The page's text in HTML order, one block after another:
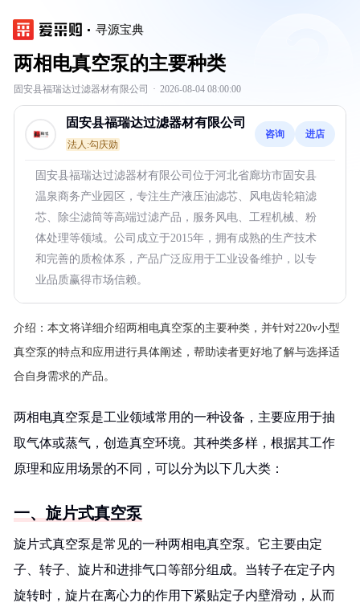
寻源宝典
两相电真空泵的主要种类
固安县福瑞达过滤器材有限公司 · 2026-08-04 08:00:00
固安县福瑞达过滤器材有限公司
法人:勾庆勋
咨询 进店
固安县福瑞达过滤器材有限公司位于河北省廊坊市固安县
温泉商务产业园区，专注生产液压油滤芯、风电齿轮箱滤
芯、除尘滤筒等高端过滤产品，服务风电、工程机械、粉
体处理等领域。公司成立于2015年，拥有成熟的生产技术
和完善的质检体系，产品广泛应用于工业设备维护，以专
业品质赢得市场信赖。
介绍： 本文将详细介绍两相电真空泵的主要种类，并针对220v小型
真空泵的特点和应用进行具体阐述，帮助读者更好地了解与选择适
合自身需求的产品。
两相电真空泵是工业领域常用的一种设备，主要应用于抽
取气体或蒸气，创造真空环境。其种类多样，根据其工作
原理和应用场景的不同，可以分为以下几大类：
一、旋片式真空泵
旋片式真空泵是常见的一种两相电真空泵。它主要由定
子、转子、旋片和进排气口等部分组成。当转子在定子内
旋转时，旋片在离心力的作用下紧贴定子内壁滑动，从而